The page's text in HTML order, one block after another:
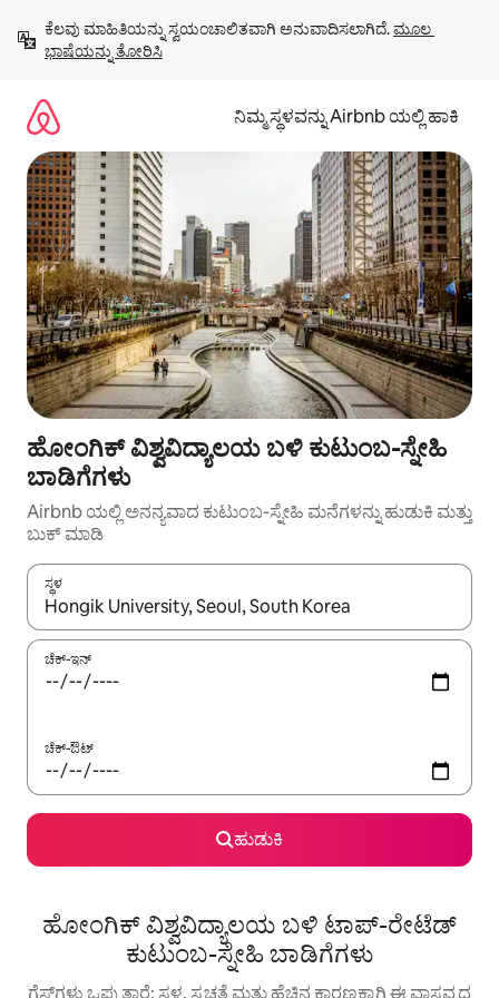
ಹೋಗಿ
ಕೆಲವು ಮಾಹಿತಿಯನ್ನು ಸ್ವಯಂಚಾಲಿತವಾಗಿ ಅನುವಾದಿಸಲಾಗಿದೆ. ಮೂಲ
ಭಾಷೆಯನ್ನು ತೋರಿಸಿ
ನಿಮ್ಮ ಸ್ಥಳವನ್ನು Airbnb ಯಲ್ಲಿ ಹಾಕಿ
ಹೋಂಗಿಕ್ ವಿಶ್ವವಿದ್ಯಾಲಯ ಬಳಿ ಕುಟುಂಬ-ಸ್ನೇಹಿ
ಬಾಡಿಗೆಗಳು
Airbnb ಯಲ್ಲಿ ಅನನ್ಯವಾದ ಕುಟುಂಬ-ಸ್ನೇಹಿ ಮನೆಗಳನ್ನು ಹುಡುಕಿ ಮತ್ತು
ಬುಕ್ ಮಾಡಿ
ಸ್ಥಳ
ಫಲಿತಾಂಶಗಳು ಲಭ್ಯವಿರುವಾಗ, ಅಪ್ ಮತ್ತು ಡೌನ್ ಬಾಣದ ಕೀಲಿಗಳೊಂದಿಗೆ
ಚೆಕ್-ಇನ್
ಚೆಕ್-ಔಟ್
ಹುಡುಕಿ
ಹೋಂಗಿಕ್ ವಿಶ್ವವಿದ್ಯಾಲಯ ಬಳಿ ಟಾಪ್-ರೇಟೆಡ್
ಕುಟುಂಬ-ಸ್ನೇಹಿ ಬಾಡಿಗೆಗಳು
ಗೆಸ್ಟ್‌ಗಳು ಒಪ್ಪುತ್ತಾರೆ: ಸ್ಥಳ, ಸ್ವಚ್ಛತೆ ಮತ್ತು ಹೆಚ್ಚಿನ ಕಾರಣಕ್ಕಾಗಿ ಈ ವಾಸ್ತವ್ಯದ